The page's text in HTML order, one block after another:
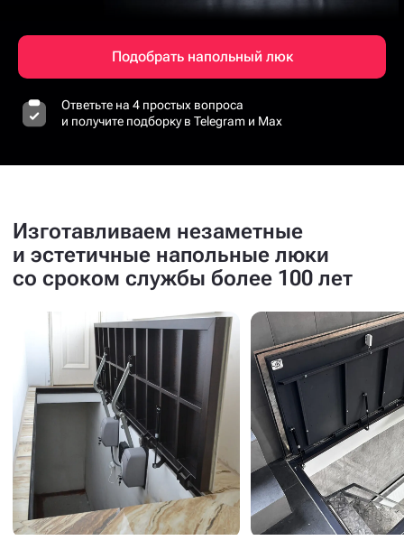
Подобрать напольный люк
Ответьте на 4 простых вопроса
и получите подборку в Telegram и Max
Изготавливаем незаметные
и эстетичные напольные люки
со сроком службы более 100 лет